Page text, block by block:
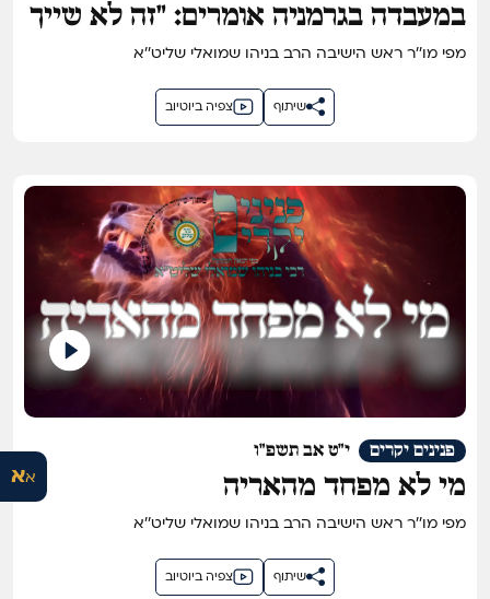
אא
במעבדה בגרמניה אומרים: "זה לא שייך
ליהודים"!
מפי מו''ר ראש הישיבה הרב בניהו שמואלי שליט''א
צפיה ביוטיוב שיתוף
י"ט אב תשפ"ו פנינים יקרים
מי לא מפחד מהאריה
מפי מו''ר ראש הישיבה הרב בניהו שמואלי שליט''א
צפיה ביוטיוב שיתוף